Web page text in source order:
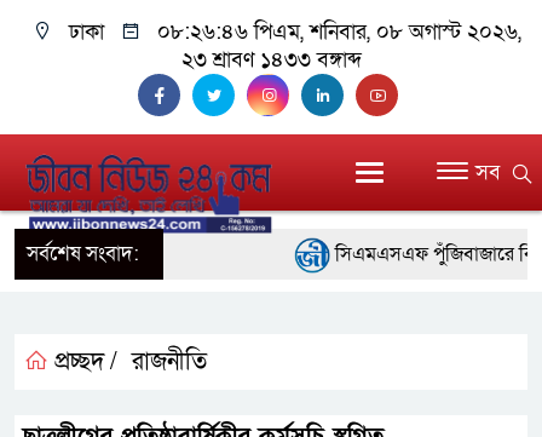
ঢাকা ০৮:২৬:৪৬ পিএম, শনিবার, ০৮ অগাস্ট ২০২৬,
২৩ শ্রাবণ ১৪৩৩ বঙ্গাব্দ
সব
সর্বশেষ সংবাদ:
সিএমএসএফ পুঁজিবাজারে
প্রচ্ছদ / রাজনীতি